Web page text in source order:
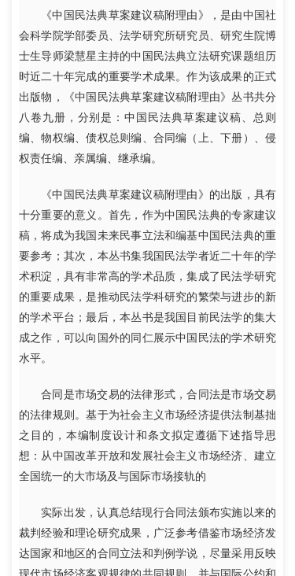
《中国民法典草案建议稿附理由》，是由中国社
会科学院学部委员、法学研究所研究员、研究生院博
士生导师梁慧星主持的中国民法典立法研究课题组历
时近二十年完成的重要学术成果。作为该成果的正式
出版物，《中国民法典草案建议稿附理由》丛书共分
八卷九册，分别是：中国民法典草案建议稿、总则
编、物权编、债权总则编、合同编（上、下册）、侵
权责任编、亲属编、继承编。
《中国民法典草案建议稿附理由》的出版，具有
十分重要的意义。首先，作为中国民法典的专家建议
稿，将成为我国未来民事立法和编基中国民法典的重
要参考；其次，本丛书集我国民法学者近二十年的学
术积淀，具有非常高的学术品质，集成了民法学研究
的重要成果，是推动民法学科研究的繁荣与进步的新
的学术平台；最后，本丛书是我国目前民法学的集大
成之作，可以向国外的同仁展示中国民法的学术研究
水平。
合同是市场交易的法律形式，合同法是市场交易
的法律规则。基于为社会主义市场经济提供法制基拙
之目的，本编制度设计和条文拟定遵循下述指导思
想：从中国改革开放和发展社会主义市场经济、建立
全国统一的大市场及与国际市场接轨的
实际出发，认真总结现行合同法颁布实施以来的
裁判经验和理论研究成果，广泛参考借鉴市场经济发
达国家和地区的合同立法和判例学说，尽量采用反映
现代市场经济客观规律的共同规则，并与国际公约和